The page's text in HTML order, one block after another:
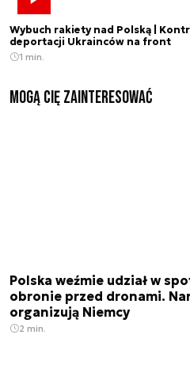
Wybuch rakiety nad Polską |
deportacji Ukrainców na front
1 min.
Mogą Cię zainteresować
Polska weźmie udział w
obronie przed dronami.
organizują Niemcy
2 min.